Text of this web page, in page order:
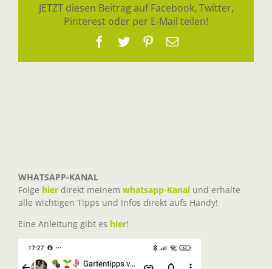
JETZT diesen Beitrag auf Facebook, Twitter,
Pinterest oder per E-Mail teilen!
Facebook
TwitterPinterest
E-
WHATSAPP-KANAL
Folge hier direkt meinem whatsapp-Kanal und erhalte
alle wichtigen Tipps und Infos direkt aufs Handy!
Eine Anleitung gibt es hier!